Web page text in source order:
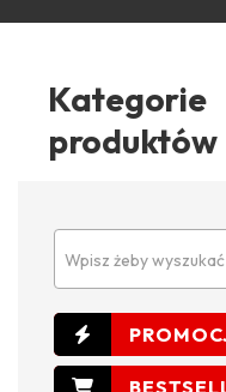
Kategorie
produktów
Wpisz żeby wyszukać